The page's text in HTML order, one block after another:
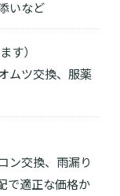
いなど
す）
ムツ交換、服薬
ン交換、雨漏り
で適正な価格か